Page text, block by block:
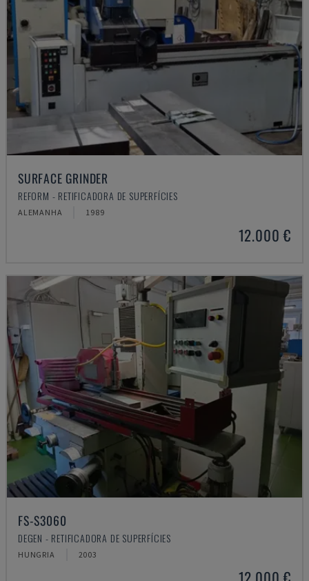
SURFACE GRINDER
REFORM - RETIFICADORA DE SUPERFÍCIES
ALEMANHA 1989
12.000 €
FS-S3060
DEGEN - RETIFICADORA DE SUPERFÍCIES
HUNGRIA 2003